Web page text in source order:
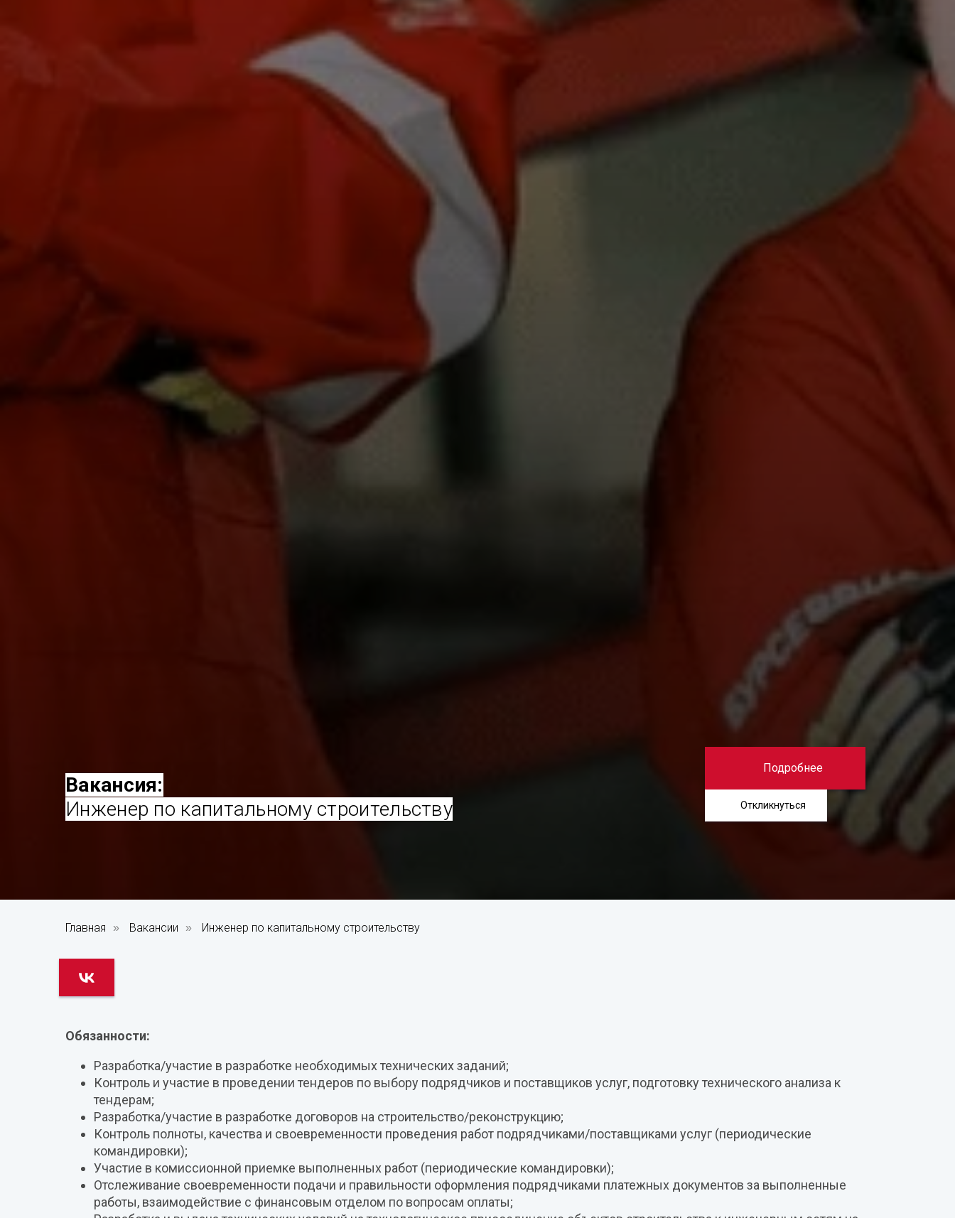
Вакансия:
Инженер по капитальному строительству
Подробнее
Откликнуться
Главная » Вакансии » Инженер по капитальному строительству
Обязанности:
Разработка/участие в разработке необходимых технических заданий;
Контроль и участие в проведении тендеров по выбору подрядчиков и поставщиков услуг, подготовку технического анализа к
тендерам;
Разработка/участие в разработке договоров на строительство/реконструкцию;
Контроль полноты, качества и своевременности проведения работ подрядчиками/поставщиками услуг (периодические
командировки);
Участие в комиссионной приемке выполненных работ (периодические командировки);
Отслеживание своевременности подачи и правильности оформления подрядчиками платежных документов за выполненные
работы, взаимодействие с финансовым отделом по вопросам оплаты;